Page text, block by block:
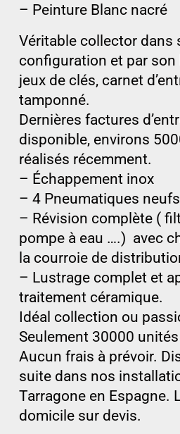
– Peinture Blanc nacré
Véritable collector dans
configuration et par
jeux de clés, carnet
tamponné.
Dernières factures
disponible, environs
réalisés récemment.
– Échappement inox
– 4 Pneumatiques neufs
– Révision complète (
pompe à eau ….) avec
la courroie de
– Lustrage complet et
traitement céramique.
Idéal collection ou
Seulement 30000
Aucun frais à prévoir.
suite dans nos
Tarragone en Espagne.
domicile sur devis.